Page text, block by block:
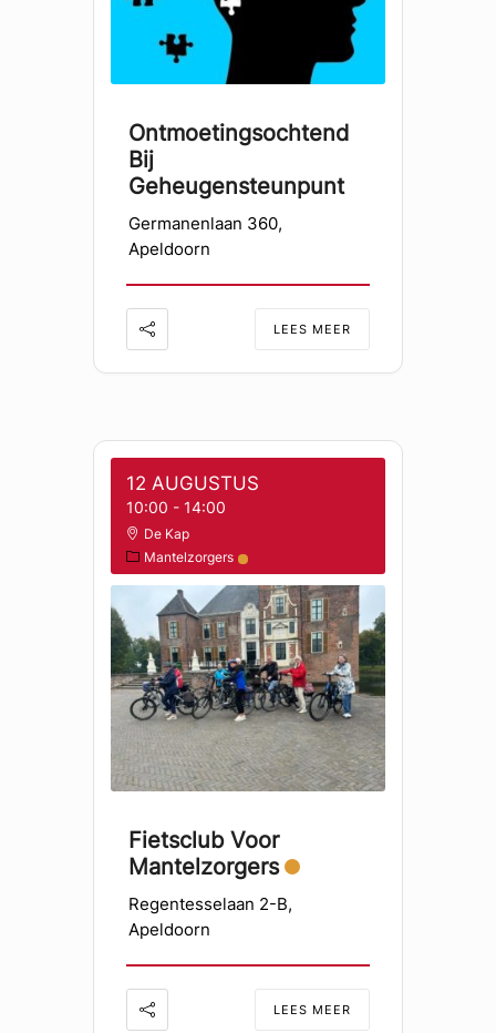
Ontmoetingsochtend
Bij
Geheugensteunpunt
Germanenlaan 360,
Apeldoorn
LEES MEER
12 AUGUSTUS
10:00 - 14:00
De Kap
Mantelzorgers
Fietsclub Voor
Mantelzorgers
Regentesselaan 2-B,
Apeldoorn
LEES MEER